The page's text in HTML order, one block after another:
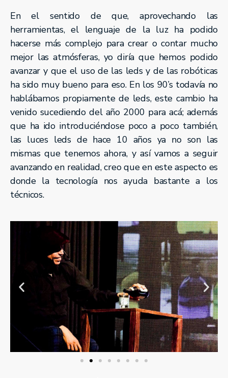
En el sentido de que, aprovechando las
herramientas, el lenguaje de la luz ha podido
hacerse más complejo para crear o contar mucho
mejor las atmósferas, yo diría que hemos podido
avanzar y que el uso de las leds y de las robóticas
ha sido muy bueno para eso. En los 90’s todavía no
hablábamos propiamente de leds, este cambio ha
venido sucediendo del año 2000 para acá; además
que ha ido introduciéndose poco a poco también,
las luces leds de hace 10 años ya no son las
mismas que tenemos ahora, y así vamos a seguir
avanzando en realidad, creo que en este aspecto es
donde la tecnología nos ayuda bastante a los
técnicos.